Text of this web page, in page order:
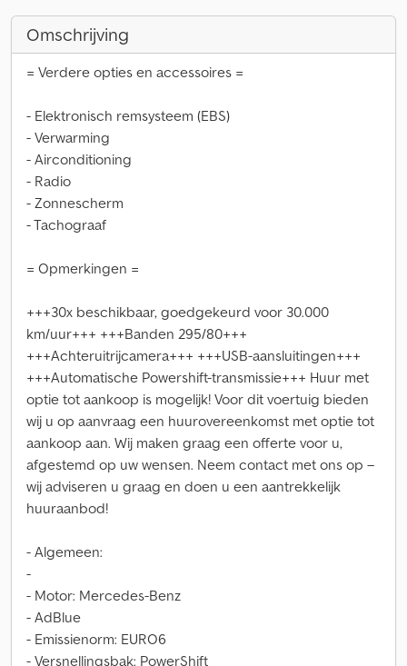
Omschrijving
= Verdere opties en accessoires =
- Elektronisch remsysteem (EBS)
- Verwarming
- Airconditioning
- Radio
- Zonnescherm
- Tachograaf
= Opmerkingen =
+++30x beschikbaar, goedgekeurd voor 30.000
km/uur+++ +++Banden 295/80+++
+++Achteruitrijcamera+++ +++USB-aansluitingen+++
+++Automatische Powershift-transmissie+++ Huur met
optie tot aankoop is mogelijk! Voor dit voertuig bieden
wij u op aanvraag een huurovereenkomst met optie tot
aankoop aan. Wij maken graag een offerte voor u,
afgestemd op uw wensen. Neem contact met ons op –
wij adviseren u graag en doen u een aantrekkelijk
huuraanbod!
- Algemeen:
-
- Motor: Mercedes-Benz
- AdBlue
- Emissienorm: EURO6
- Versnellingsbak: PowerShift